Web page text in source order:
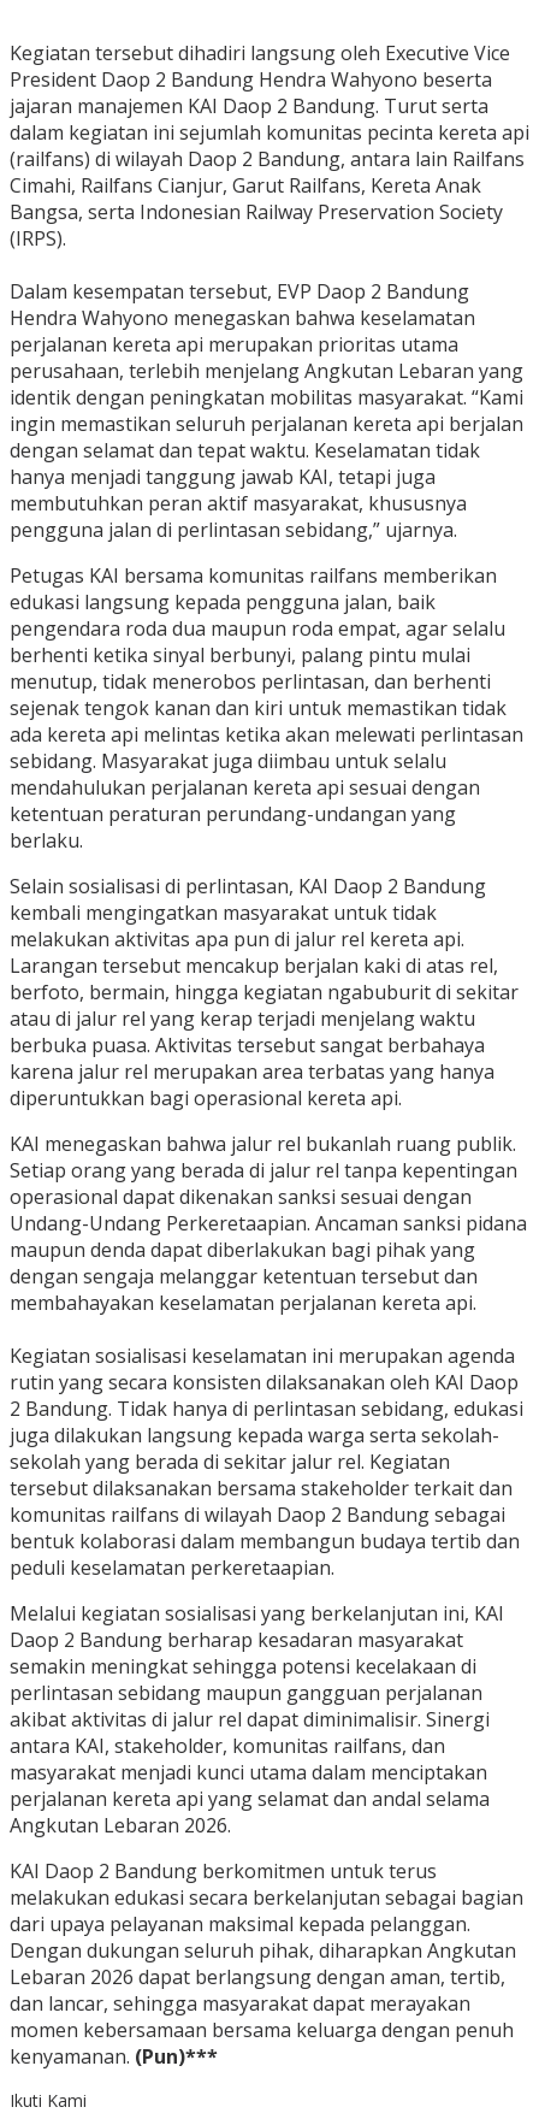
Kegiatan tersebut dihadiri langsung oleh Executive Vice
President Daop 2 Bandung Hendra Wahyono beserta
jajaran manajemen KAI Daop 2 Bandung. Turut serta
dalam kegiatan ini sejumlah komunitas pecinta kereta api
(railfans) di wilayah Daop 2 Bandung, antara lain Railfans
Cimahi, Railfans Cianjur, Garut Railfans, Kereta Anak
Bangsa, serta Indonesian Railway Preservation Society
(IRPS).
Dalam kesempatan tersebut, EVP Daop 2 Bandung
Hendra Wahyono menegaskan bahwa keselamatan
perjalanan kereta api merupakan prioritas utama
perusahaan, terlebih menjelang Angkutan Lebaran yang
identik dengan peningkatan mobilitas masyarakat. “Kami
ingin memastikan seluruh perjalanan kereta api berjalan
dengan selamat dan tepat waktu. Keselamatan tidak
hanya menjadi tanggung jawab KAI, tetapi juga
membutuhkan peran aktif masyarakat, khususnya
pengguna jalan di perlintasan sebidang,” ujarnya.
Petugas KAI bersama komunitas railfans memberikan
edukasi langsung kepada pengguna jalan, baik
pengendara roda dua maupun roda empat, agar selalu
berhenti ketika sinyal berbunyi, palang pintu mulai
menutup, tidak menerobos perlintasan, dan berhenti
sejenak tengok kanan dan kiri untuk memastikan tidak
ada kereta api melintas ketika akan melewati perlintasan
sebidang. Masyarakat juga diimbau untuk selalu
mendahulukan perjalanan kereta api sesuai dengan
ketentuan peraturan perundang-undangan yang
berlaku.
Selain sosialisasi di perlintasan, KAI Daop 2 Bandung
kembali mengingatkan masyarakat untuk tidak
melakukan aktivitas apa pun di jalur rel kereta api.
Larangan tersebut mencakup berjalan kaki di atas rel,
berfoto, bermain, hingga kegiatan ngabuburit di sekitar
atau di jalur rel yang kerap terjadi menjelang waktu
berbuka puasa. Aktivitas tersebut sangat berbahaya
karena jalur rel merupakan area terbatas yang hanya
diperuntukkan bagi operasional kereta api.
KAI menegaskan bahwa jalur rel bukanlah ruang publik.
Setiap orang yang berada di jalur rel tanpa kepentingan
operasional dapat dikenakan sanksi sesuai dengan
Undang-Undang Perkeretaapian. Ancaman sanksi pidana
maupun denda dapat diberlakukan bagi pihak yang
dengan sengaja melanggar ketentuan tersebut dan
membahayakan keselamatan perjalanan kereta api.
Kegiatan sosialisasi keselamatan ini merupakan agenda
rutin yang secara konsisten dilaksanakan oleh KAI Daop
2 Bandung. Tidak hanya di perlintasan sebidang, edukasi
juga dilakukan langsung kepada warga serta sekolah-
sekolah yang berada di sekitar jalur rel. Kegiatan
tersebut dilaksanakan bersama stakeholder terkait dan
komunitas railfans di wilayah Daop 2 Bandung sebagai
bentuk kolaborasi dalam membangun budaya tertib dan
peduli keselamatan perkeretaapian.
Melalui kegiatan sosialisasi yang berkelanjutan ini, KAI
Daop 2 Bandung berharap kesadaran masyarakat
semakin meningkat sehingga potensi kecelakaan di
perlintasan sebidang maupun gangguan perjalanan
akibat aktivitas di jalur rel dapat diminimalisir. Sinergi
antara KAI, stakeholder, komunitas railfans, dan
masyarakat menjadi kunci utama dalam menciptakan
perjalanan kereta api yang selamat dan andal selama
Angkutan Lebaran 2026.
KAI Daop 2 Bandung berkomitmen untuk terus
melakukan edukasi secara berkelanjutan sebagai bagian
dari upaya pelayanan maksimal kepada pelanggan.
Dengan dukungan seluruh pihak, diharapkan Angkutan
Lebaran 2026 dapat berlangsung dengan aman, tertib,
dan lancar, sehingga masyarakat dapat merayakan
momen kebersamaan bersama keluarga dengan penuh
kenyamanan. (Pun)***
Ikuti Kami